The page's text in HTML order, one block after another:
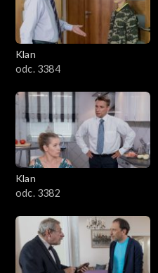
1701–1800
1601–1700
1501–1600
1401–1500
1301–1400
1201–1300
1101–1200
1001–1100
Klan
odc. 3384
Klan
odc. 3382